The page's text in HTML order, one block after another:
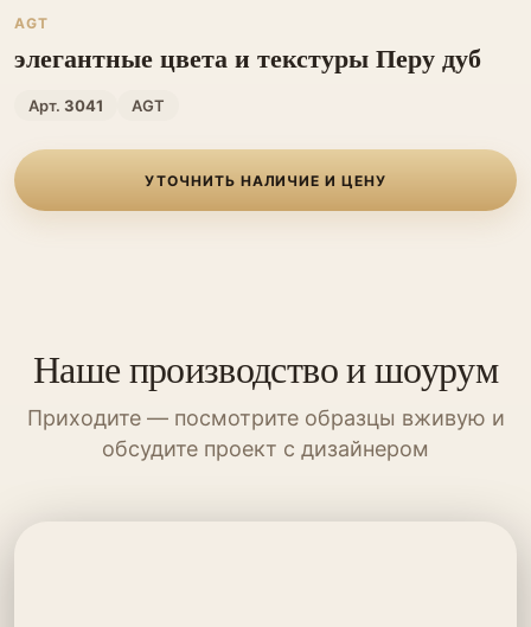
AGT
элегантные цвета и текстуры Перу дуб
Арт. 3041 AGT
УТОЧНИТЬ НАЛИЧИЕ И ЦЕНУ
Наше производство и шоурум
Приходите — посмотрите образцы вживую и
обсудите проект с дизайнером